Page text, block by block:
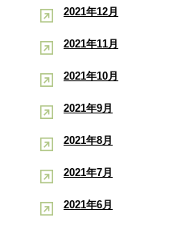
2021年12月
2021年11月
2021年10月
2021年9月
2021年8月
2021年7月
2021年6月